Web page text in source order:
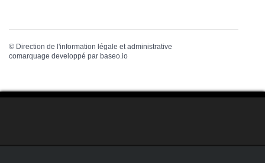
© Direction de l'information légale et administrative
comarquage developpé par baseo.io